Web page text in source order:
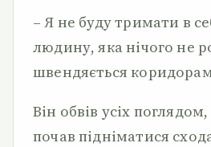
– Я не буду тримати в
людину, яка нічого не
швендяється
Він обвів усіх
почав підніматися